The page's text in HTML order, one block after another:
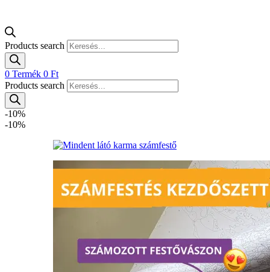
Products search
0 Termék 0 Ft
Products search
-10%
-10%